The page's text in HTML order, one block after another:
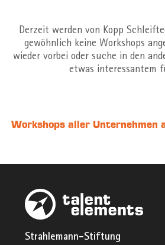
Derzeit werden von Kopp
gewöhnlich keine Workshops
wieder vorbei oder suche in den
etwas interessantem
Workshops aller Unternehmen
Strahlemann-Stiftung